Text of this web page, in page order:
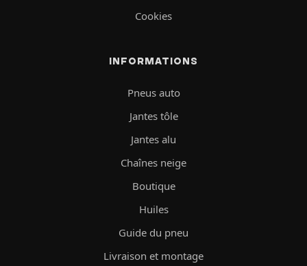
Cookies
INFORMATIONS
Pneus auto
Jantes tôle
Jantes alu
Chaînes neige
Boutique
Huiles
Guide du pneu
Livraison et montage